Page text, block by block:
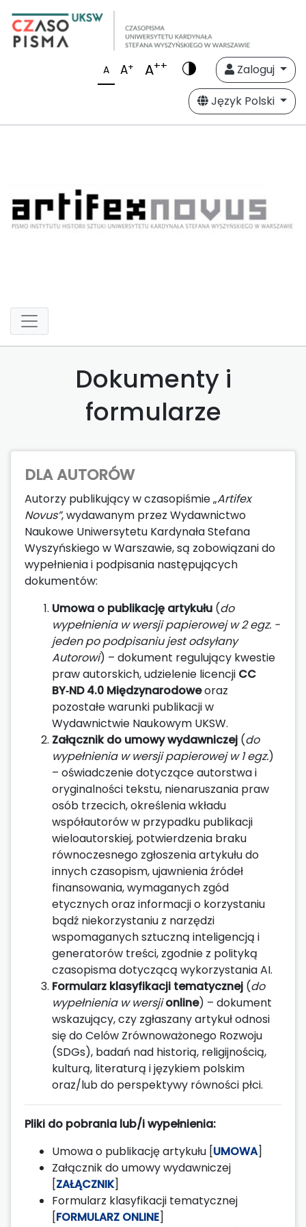
A A+ A++
Zaloguj
Język Polski
Dokumenty i
formularze
DLA AUTORÓW
Autorzy publikujący w czasopiśmie „Artifex
Novus”, wydawanym przez Wydawnictwo
Naukowe Uniwersytetu Kardynała Stefana
Wyszyńskiego w Warszawie, są zobowiązani do
wypełnienia i podpisania następujących
dokumentów:
Umowa o publikację artykułu (do
wypełnienia w wersji papierowej w 2 egz. -
jeden po podpisaniu jest odsyłany
Autorowi) – dokument regulujący kwestie
praw autorskich, udzielenie licencji CC
BY‑ND 4.0 Międzynarodoweoraz
pozostałe warunki publikacji w
Wydawnictwie Naukowym UKSW.
Załącznik do umowy wydawniczej (do
wypełnienia w wersji papierowej w 1 egz.)
– oświadczenie dotyczące autorstwa i
oryginalności tekstu, nienaruszania praw
osób trzecich, określenia wkładu
współautorów w przypadku publikacji
wieloautorskiej, potwierdzenia braku
równoczesnego zgłoszenia artykułu do
innych czasopism, ujawnienia źródeł
finansowania, wymaganych zgód
etycznych oraz informacji o korzystaniu
bądź niekorzystaniu z narzędzi
wspomaganych sztuczną inteligencją i
generatorów treści, zgodnie z polityką
czasopisma dotyczącą wykorzystania AI.
Formularz klasyfikacji tematycznej (do
wypełnienia w wersjionline) – dokument
wskazujący, czy zgłaszany artykuł odnosi
się do Celów Zrównoważonego Rozwoju
(SDGs), badań nad historią, religijnością,
kulturą, literaturą i językiem polskim
oraz/lub do perspektywy równości płci.
Pliki do pobrania lub/i wypełnienia:
Umowa o publikację artykułu [UMOWA]
Załącznik do umowy wydawniczej
[ZAŁĄCZNIK]
Formularz klasyfikacji tematycznej
[FORMULARZ ONLINE]